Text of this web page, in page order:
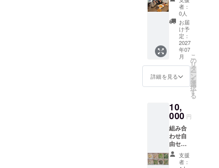
原材料
及び添
加物等
の食品
表示は
お届け
商品の
ラベル
に表記
されま
必ずお
届けの
リター
ンに貼
付され
たラベ
ルや注
意書き
たい！
頑張っ
てほし
いと応
援頂け
る皆様
(御礼
メッ
セージ
付き) ※
このリ
ターン
円のリ
ターン
と同じ
内容に
なりま
す。
者：
0人
お届
け予
定：
2027
年07
月
詳細を見る
こ
の
リ
タ
ー
ン
を
選
択
す
る
10,
000 円
組み合
わせ自
由セッ
ト【備
考欄へ
支援
者：